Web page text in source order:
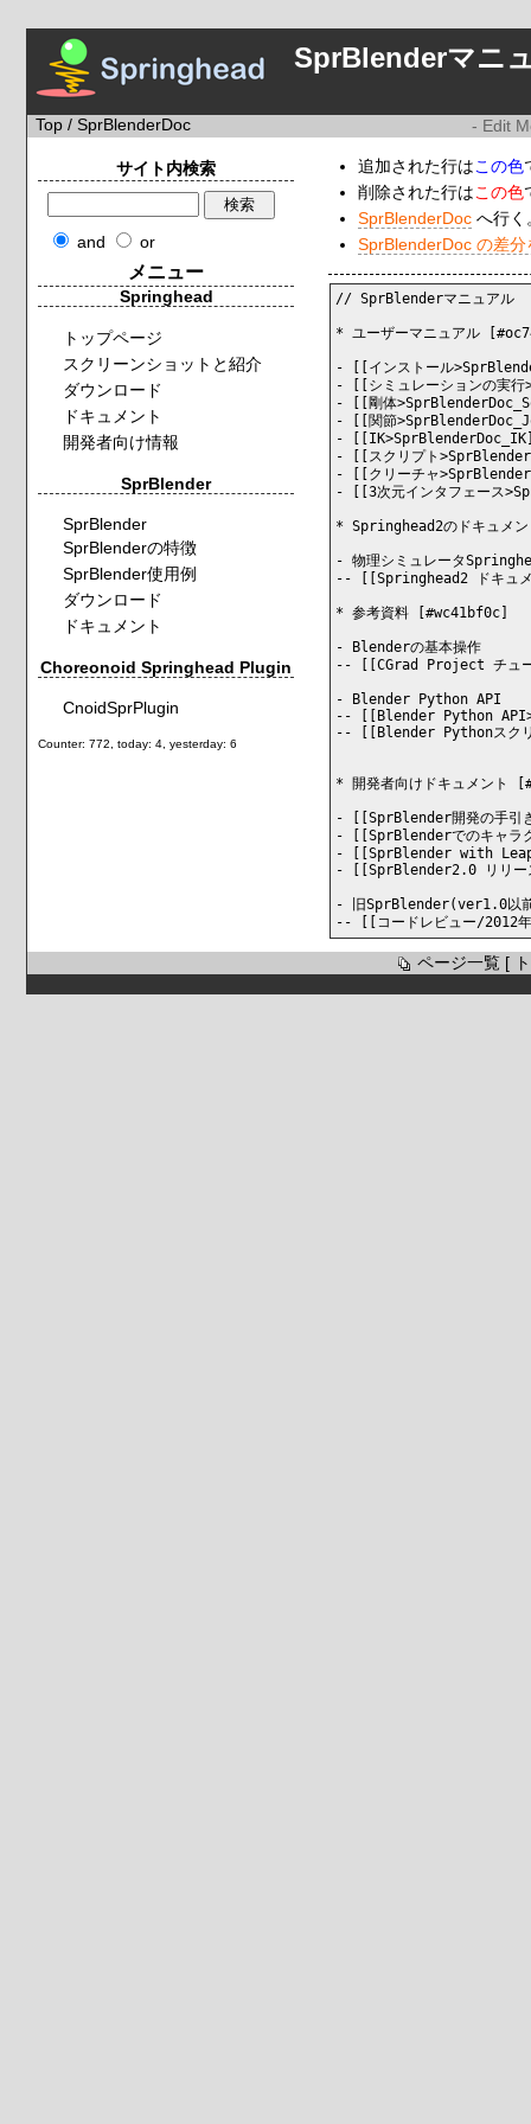
SprBlenderマニ
Top / SprBlenderDoc - Edit
追加された行はこの色
削除された行はこの色
SprBlenderDoc へ行く
SprBlenderDoc の差分
// SprBlenderマニュアル
* ユーザーマニュアル
- [[インストール
- [[シミュレーションの実
- [[剛体
- [[関節
-
- [[スクリプト
- [[クリーチャ
- [[3次元インタフェース
* Springhead2のドキュメ
- 物理シミュレータ
-- [[Springhead2 ドキュ
* 参考資料 [#wc41bf0c]
- Blenderの基本操作
-- [[CGrad Project チュ
- Blender Python API
-- [[Blender Python
-- [[Blender Pythonスク
* 開発者向けドキュメント
- [[SprBlender開発の手引
- [[SprBlenderでのキャラ
- [[SprBlender with
- [[SprBlender2.0 リリー
- 旧SprBlender(ver1.0以
サイト内検索
and or
メニュー
Springhead
トップページ
スクリーンショットと紹介
ダウンロード
ドキュメント
開発者向け情報
SprBlender
SprBlender
SprBlenderの特徴
SprBlender使用例
ダウンロード
ドキュメント
Choreonoid Springhead Plugin
CnoidSprPlugin
Counter: 772, today: 4, yesterday: 6
ページ一覧[